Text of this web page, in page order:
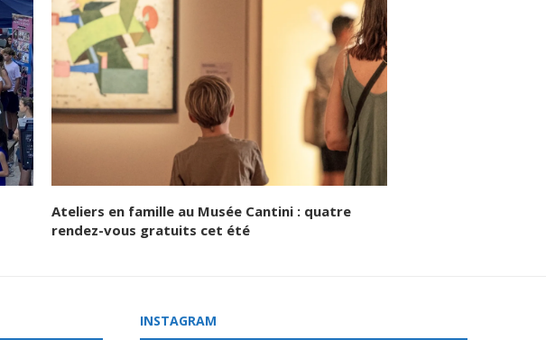
Ateliers en famille au Musée Cantini : quatre
rendez-vous gratuits cet été
INSTAGRAM